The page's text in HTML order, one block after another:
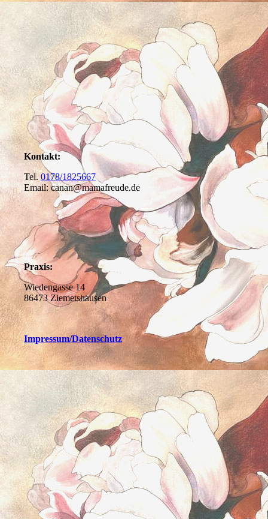
Kontakt:
Tel.0178/1825667
Email: canan@mamafreude.de
Praxis:
Wiedengasse 14
86473 Ziemetshausen
Impressum/Datenschutz